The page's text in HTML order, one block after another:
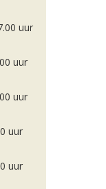
uur
uur
uur
uur
uur